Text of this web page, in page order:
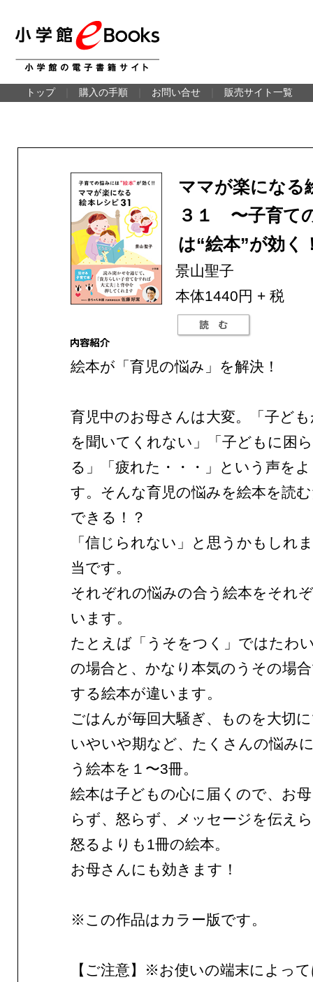
トップ 購入の手順 お問い合せ 販売サイト一覧
ママが楽になる
３１ 〜子育て
は“絵本”が効く
景山聖子
本体1440円 + 税
絵本が「育児の悩み」を解決！
育児中のお母さんは大変。「子ど
を聞いてくれない」「子どもに困
る」「疲れた・・・」という声を
す。そんな育児の悩みを絵本を読
できる！？
「信じられない」と思うかもしれ
当です。
それぞれの悩みの合う絵本をそれ
います。
たとえば「うそをつく」ではたわ
の場合と、かなり本気のうその場
する絵本が違います。
ごはんが毎回大騒ぎ、ものを大切
いやいや期など、たくさんの悩み
う絵本を１〜3冊。
絵本は子どもの心に届くので、お
らず、怒らず、メッセージを伝え
怒るよりも1冊の絵本。
お母さんにも効きます！
※この作品はカラー版です。
【ご注意】※お使いの端末によっ